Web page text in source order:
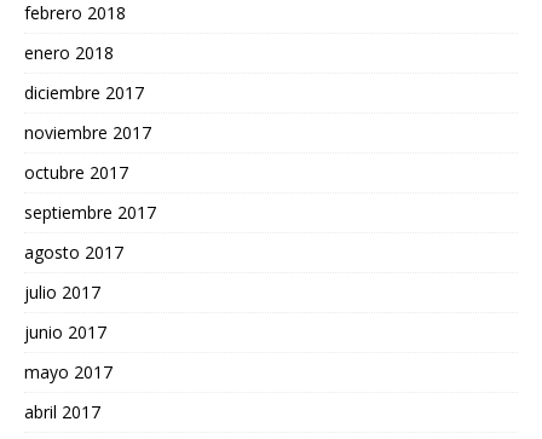
febrero 2018
enero 2018
diciembre 2017
noviembre 2017
octubre 2017
septiembre 2017
agosto 2017
julio 2017
junio 2017
mayo 2017
abril 2017